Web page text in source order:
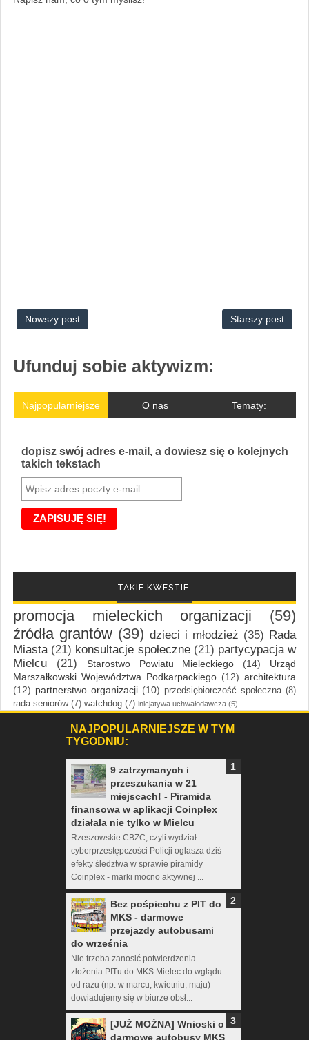
Nowszy post Starszy post
Ufunduj sobie aktywizm:
Najpopularniejsze O nas Tematy:
dopisz swój adres e-mail, a dowiesz się o kolejnych
takich tekstach
TAKIE KWESTIE:
promocja mieleckich organizacji
(59)
źródła grantów (39) dzieci i młodzież (35) Rada
Miasta (21) konsultacje społeczne (21) partycypacja w
Mielcu
(21) Starostwo Powiatu Mieleckiego (14)
Urząd
Marszałkowski Województwa Podkarpackiego (12) architektura
(12) partnerstwo organizacji (10) przedsiębiorczość społeczna (8)
rada seniorów (7) watchdog (7) inicjatywa uchwałodawcza (5)
NAJPOPULARNIEJSZE W TYM
TYGODNIU:
9 zatrzymanych i
przeszukania w 21
miejscach! - Piramida
finansowa w aplikacji Coinplex
działała nie tylko w Mielcu
Rzeszowskie CBZC, czyli wydział
cyberprzestępczości Policji ogłasza dziś
efekty śledztwa w sprawie piramidy
Coinplex - marki mocno aktywnej ...
Bez pośpiechu z PIT do
MKS - darmowe
przejazdy autobusami
do września
Nie trzeba zanosić potwierdzenia
złożenia PITu do MKS Mielec do wglądu
od razu (np. w marcu, kwietniu, maju) -
dowiadujemy się w biurze obsł...
[JUŻ MOŻNA] Wnioski o
darmowe autobusy MKS